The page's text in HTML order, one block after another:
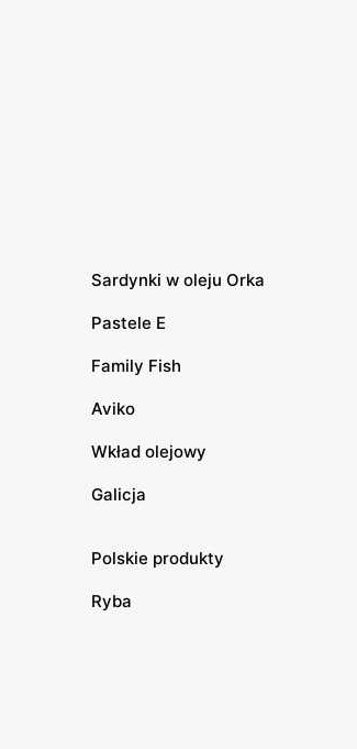
Sardynki w oleju Orka
Pastele E
Family Fish
Aviko
Wkład olejowy
Galicja
Polskie produkty
Ryba